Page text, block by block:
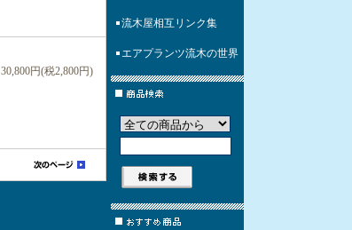
30,800円(税2,800円)
流木屋相互リンク集
エアプランツ流木の世界